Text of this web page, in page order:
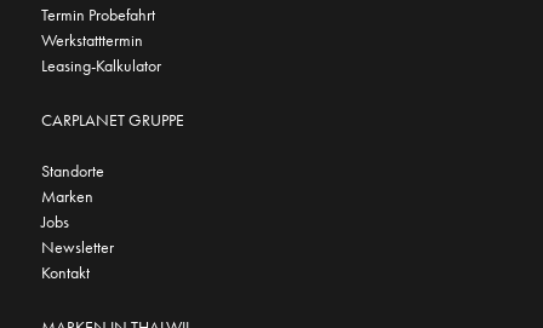
Termin Probefahrt
Werkstatttermin
Leasing-Kalkulator
CARPLANET GRUPPE
Standorte
Marken
Jobs
Newsletter
Kontakt